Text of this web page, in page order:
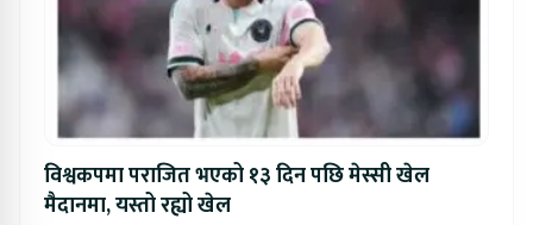
विश्वकपमा पराजित भएको १३ दिन पछि मेस्सी खेल
मैदानमा, यस्तो रह्यो खेल